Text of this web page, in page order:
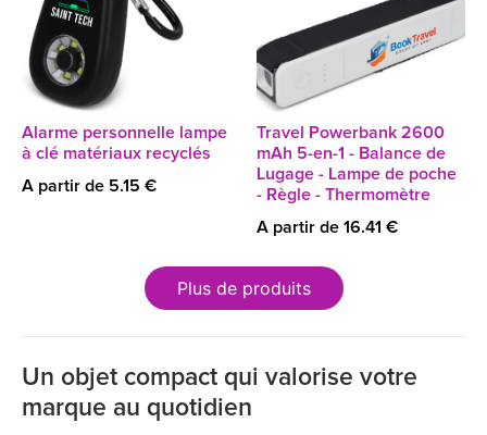
Alarme personnelle lampe
à clé matériaux recyclés
A partir de 5.15 €
Travel Powerbank 2600
mAh 5-en-1 - Balance de
Lugage - Lampe de poche
- Règle - Thermomètre
A partir de 16.41 €
Plus de produits
Un objet compact qui valorise votre
marque au quotidien